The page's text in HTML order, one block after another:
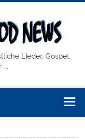
& Band
NEWS
Lieder, Gospel,
…,